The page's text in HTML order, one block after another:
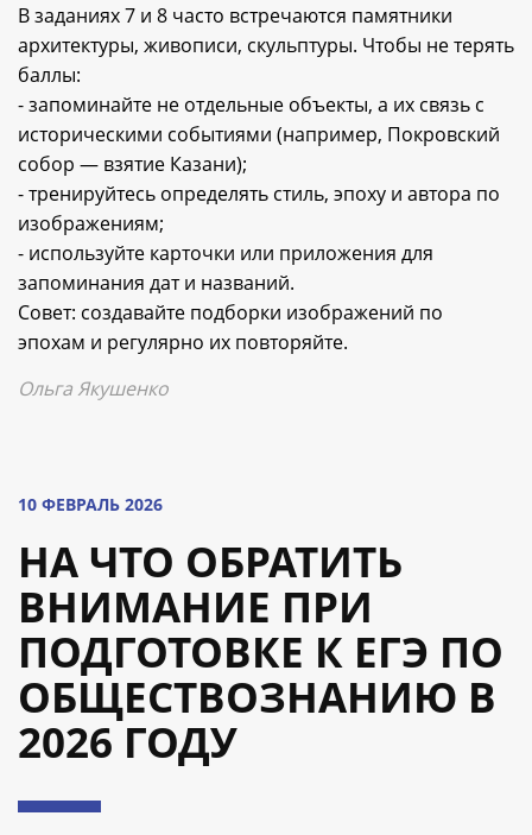
В заданиях 7 и 8 часто встречаются памятники
архитектуры, живописи, скульптуры. Чтобы не терять
баллы:
- запоминайте не отдельные объекты, а их связь с
историческими событиями (например, Покровский
собор — взятие Казани);
- тренируйтесь определять стиль, эпоху и автора по
изображениям;
- используйте карточки или приложения для
запоминания дат и названий.
Совет: создавайте подборки изображений по
эпохам и регулярно их повторяйте.
Ольга Якушенко
10 ФЕВРАЛЬ 2026
НА ЧТО ОБРАТИТЬ
ВНИМАНИЕ ПРИ
ПОДГОТОВКЕ К ЕГЭ ПО
ОБЩЕСТВОЗНАНИЮ В
2026 ГОДУ